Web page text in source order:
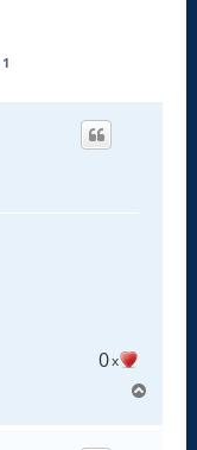
1
0x
r